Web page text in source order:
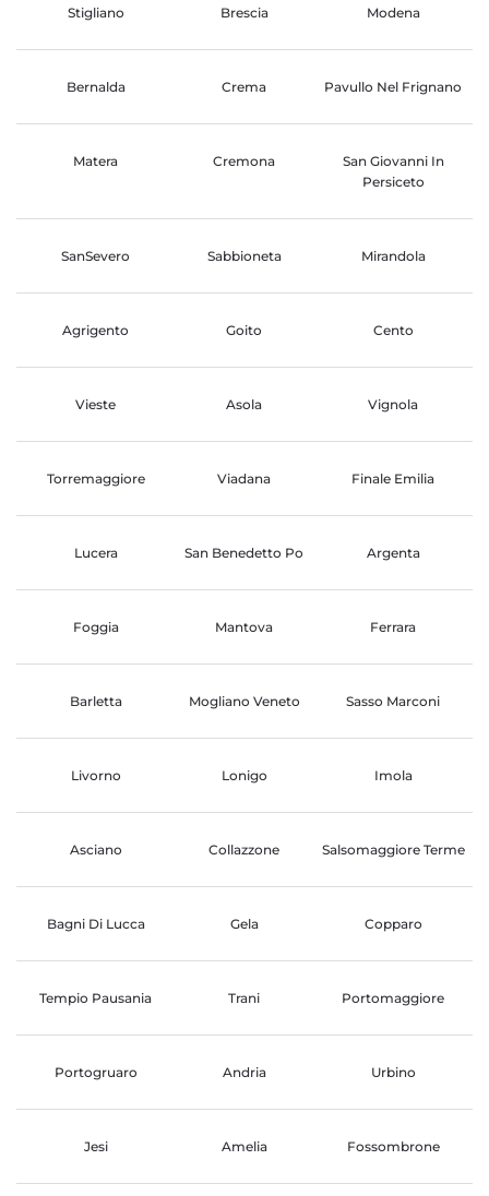
Stigliano Brescia Modena
Bernalda Crema Pavullo Nel Frignano
Matera Cremona
San Giovanni In
Persiceto
SanSevero Sabbioneta Mirandola
Agrigento Goito Cento
Vieste Asola Vignola
Torremaggiore Viadana Finale Emilia
Lucera San Benedetto Po Argenta
Foggia Mantova Ferrara
Barletta Mogliano Veneto Sasso Marconi
Livorno Lonigo Imola
Asciano Collazzone Salsomaggiore Terme
Bagni Di Lucca Gela Copparo
Tempio Pausania Trani Portomaggiore
Portogruaro Andria Urbino
Jesi Amelia Fossombrone